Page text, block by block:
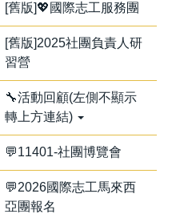
[舊版]💖國際志工服務團
[舊版]2025社團負責人研
習營
🔧活動回顧(左側不顯示
轉上方連結)
💬11401-社團博覽會
💬2026國際志工馬來西
亞團報名